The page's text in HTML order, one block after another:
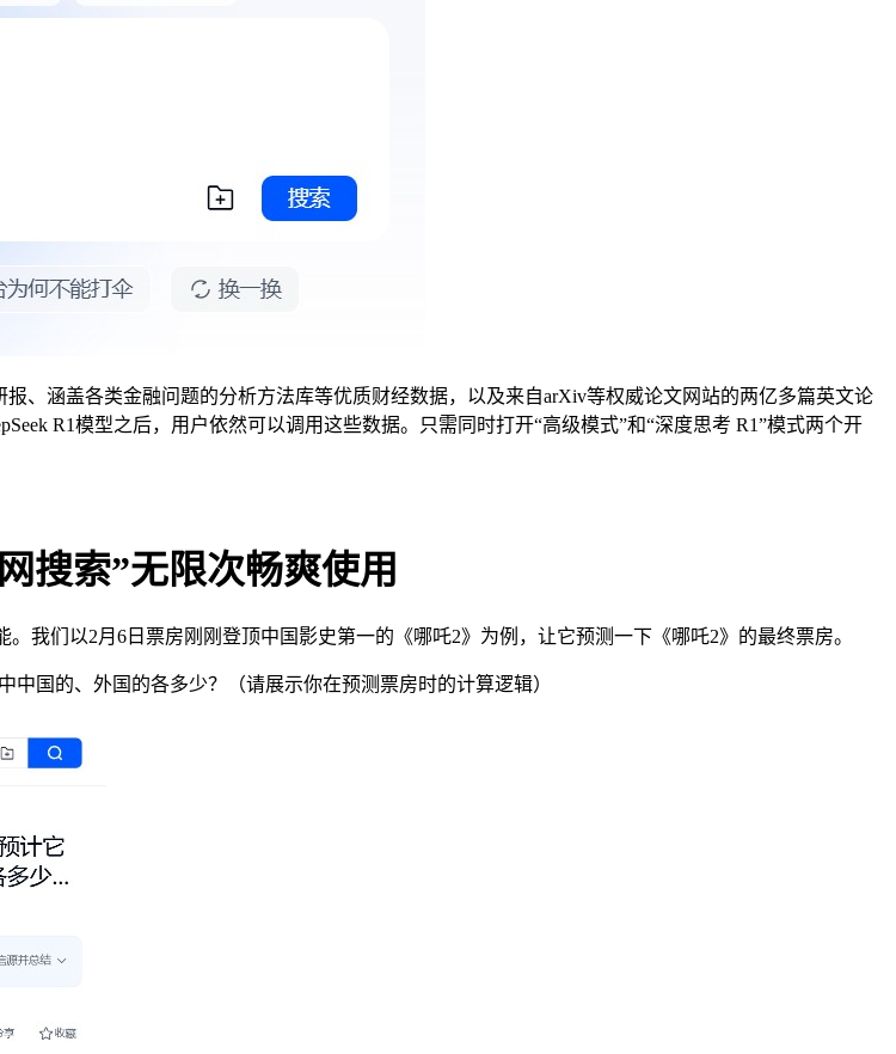
、涵盖各类金融问题的分析方法库等优质财经数据，以及来自arXiv等权威论文网站的两亿多篇英文论
R1模型之后，用户依然可以调用这些数据。只需同时打开“高级模式”和“深度思考 R1”模式两个开
搜索”无限次畅爽使用
我们以2月6日票房刚刚登顶中国影史第一的《哪吒2》为例，让它预测一下《哪吒2》的最终票房。
国的、外国的各多少？（请展示你在预测票房时的计算逻辑）